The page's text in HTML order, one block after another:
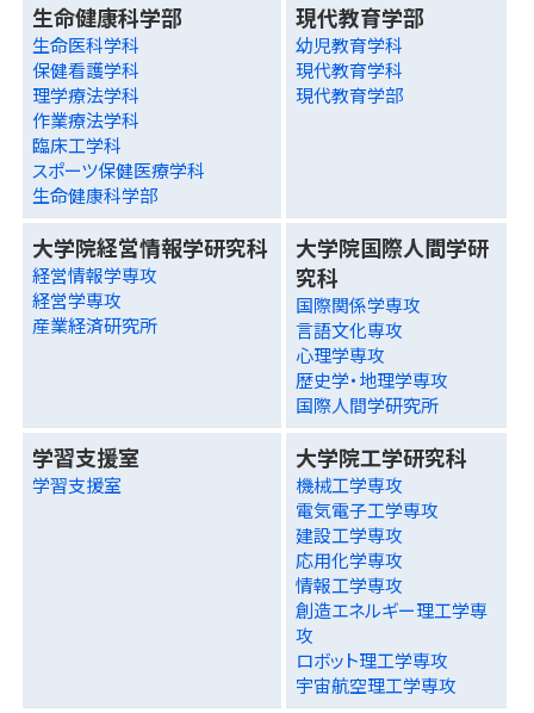
生命健康科学部
生命医科学科
保健看護学科
理学療法学科
作業療法学科
臨床工学科
スポーツ保健医療学科
生命健康科学部
現代教育学部
幼児教育学科
現代教育学科
現代教育学部
大学院経営情報学研究科
経営情報学専攻
経営学専攻
産業経済研究所
大学院国際人間学研
究科
国際関係学専攻
言語文化専攻
心理学専攻
歴史学・地理学専攻
国際人間学研究所
学習支援室
学習支援室
大学院工学研究科
機械工学専攻
電気電子工学専攻
建設工学専攻
応用化学専攻
情報工学専攻
創造エネルギー理工学専
攻
ロボット理工学専攻
宇宙航空理工学専攻